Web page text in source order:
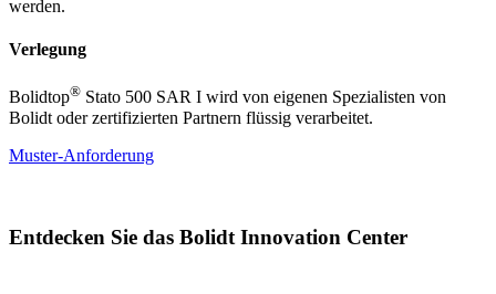
werden.
Verlegung
Bolidtop® Stato 500 SAR I wird von eigenen Spezialisten von
Bolidt oder zertifizierten Partnern flüssig verarbeitet.
Muster-Anforderung
Entdecken Sie das Bolidt Innovation Center